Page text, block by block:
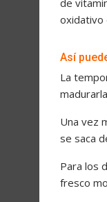
oxidativo
Así
La
Una vez
se saca
Para los
fresco